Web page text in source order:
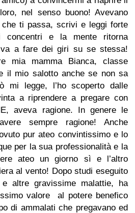
nel senso buono! Avevano
ti passa, scrivi e leggi forte
e la mente ritorna
a fare dei giri su se stessa!
mia mamma Bianca, classe
il mio salotto anche se non sa
mi legge, l’ho scoperto dalle
a riprendere a pregare con
aveva ragione. In genere le
sempre ragione! Anche
pur ateo convintissimo e lo
per la sua professionalità e la
ateo un giorno sì e l’altro
al vento! Dopo studi eseguito
altre gravissime malattie, ha
valore al potere benefico
di ammalati che pregavano ed